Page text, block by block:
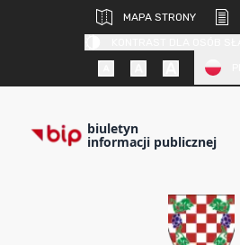
MAPA STRONY
biuletyn
informacji publicznej